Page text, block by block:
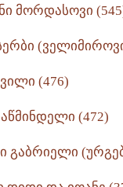
მორდასოვი
(476)
(472)
გაბრიელი